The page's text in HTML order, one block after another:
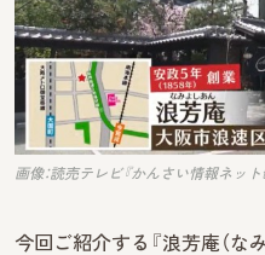
画像：読売テレビ『かんさい情報ネット
今回ご紹介する『浪芳庵（な